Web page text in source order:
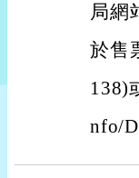
局網
於售
138)
nfo/